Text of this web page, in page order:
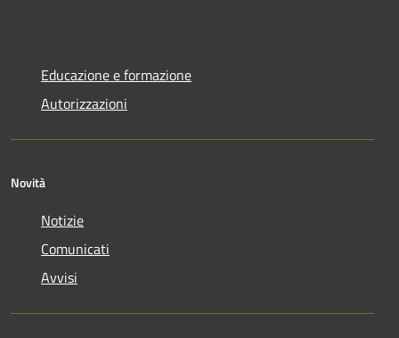
Educazione e formazione
Autorizzazioni
Novità
Notizie
Comunicati
Avvisi